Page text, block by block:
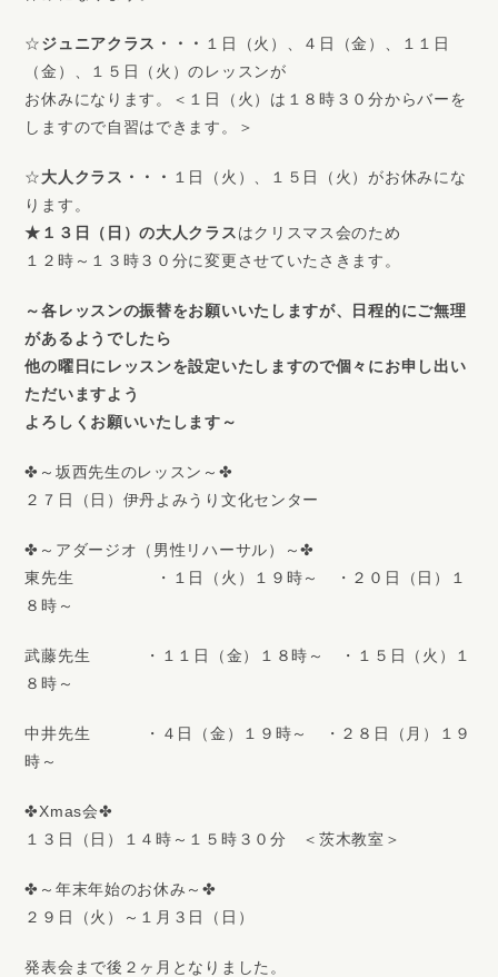
☆ジュニアクラス・・・
１日（火）、４日（金）、１１日
（金）、１５日（火）のレッスンが
お休みになります。＜１日（火）は１８時３０分からバーを
しますので自習はできます。＞
☆大人クラス・・・
１日（火）、１５日（火）がお休みにな
ります。
★１３日（日）の大人クラスはクリスマス会のため
１２時～１３時３０分に変更させていたさきます。
～各レッスンの振替をお願いいたしますが、日程的にご無理
があるようでしたら
他の曜日にレッスンを設定いたしますので個々にお申し出い
ただいますよう
よろしくお願いいたします～
✤～坂西先生のレッスン～✤
２７日（日）伊丹よみうり文化センター
✤～アダージオ（男性リハーサル）～✤
東先生 ・１日（火）１９時～ ・２０日（日）１
８時～
武藤先生 ・１１日（金）１８時～ ・１５日（火）１
８時～
中井先生 ・４日（金）１９時～ ・２８日（月）１９
時～
✤Xmas会✤
１３日（日）１４時～１５時３０分 ＜茨木教室＞
✤～年末年始のお休み～✤
２９日（火）～１月３日（日）
発表会まで後２ヶ月となりました。